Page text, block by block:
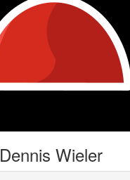
Dennis Wieler